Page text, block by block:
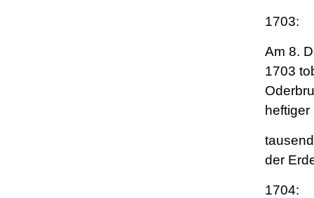
1703:
Am 8.
1703
der
1704: